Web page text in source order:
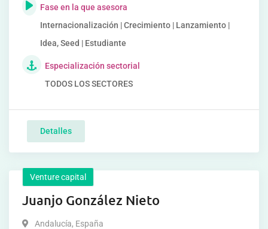
Fase en la que asesora
Internacionalización | Crecimiento | Lanzamiento |
Idea, Seed | Estudiante
Especialización sectorial
TODOS LOS SECTORES
Detalles
Venture capital
Juanjo González Nieto
Andalucía, España